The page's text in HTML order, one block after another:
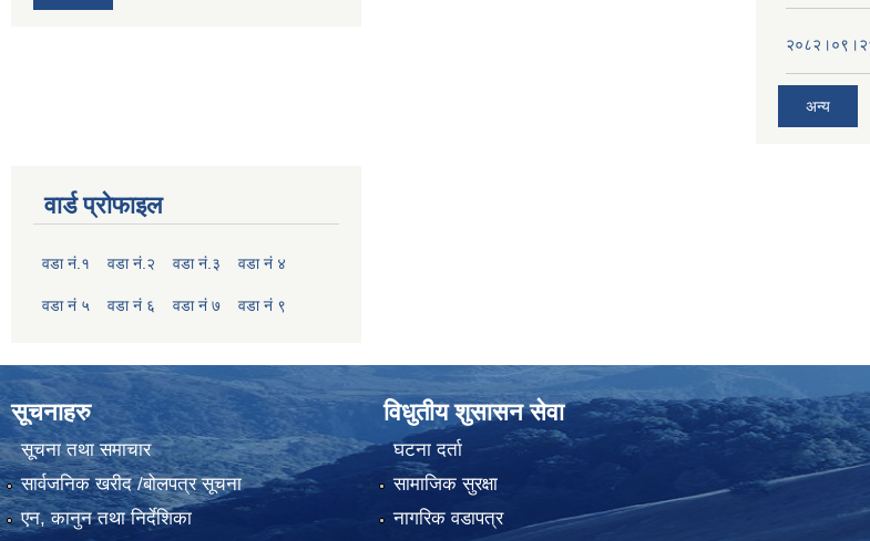
२०८२।०९।२१
अन्य
वार्ड प्रोफाइल
वडा नं.१ वडा नं.२ वडा नं.३ वडा नं ४
वडा नं ५ वडा नं ६ वडा नं ७ वडा नं ९
सूचनाहरु
सूचना तथा समाचार
सार्वजनिक खरीद /बोलपत्र सूचना
एन, कानुन तथा निर्देशिका
विधुतीय शुसासन सेवा
घटना दर्ता
सामाजिक सुरक्षा
नागरिक वडापत्र